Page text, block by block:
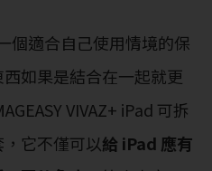
個適合自己使用情境的保
如果是結合在一起就更
VIVAZ+ iPad 可拆
它不僅可以給 iPad 應有